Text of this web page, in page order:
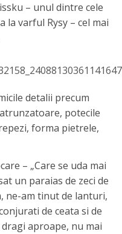
– unul dintre cele
la varful Rysy – cel mai
detalii precum
potecile
forma pietrele,
– „Care se uda mai
un paraias de zeci de
ne-am tinut de lanturi,
de ceata si de
aproape, nu mai